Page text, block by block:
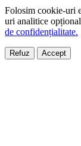
Folosim cookie-uri
uri analitice
de confidențialitate.
Refuz Accept